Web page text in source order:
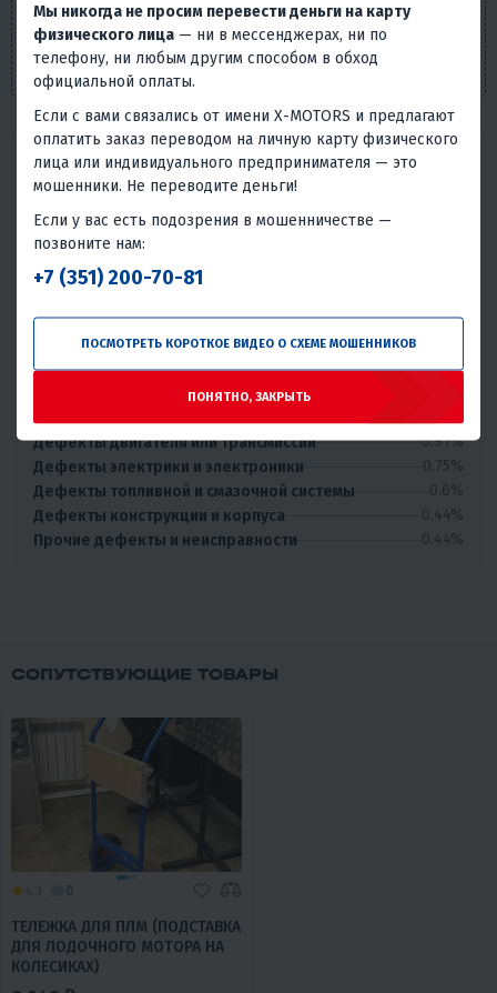
носит информационный характер и ни при каких
условиях не является публичной офертой, определяемой
положениями п. 2 ст. 437 Гражданского кодекса РФ.
Надёжность товара
Статистика основана на количестве общего числа
покупателей и количестве обращений в сервис с этим
товаром.
Без проблем
96.86% 3.14%
Дефекты двигателя или трансмиссии
0.91%
Дефекты электрики и электроники
0.75%
Дефекты топливной и смазочной системы
0.6%
Дефекты конструкции и корпуса
0.44%
Прочие дефекты и неисправности
0.44%
СОПУТСТВУЮЩИЕ ТОВАРЫ
ТЕЛЕЖКА ДЛЯ ПЛМ (ПОДСТАВКА
ДЛЯ ЛОДОЧНОГО МОТОРА НА
КОЛЕСИКАХ)
Мы никогда не просим перевести деньги на карту
физического лица — ни в мессенджерах, ни по
телефону, ни любым другим способом в обход
официальной оплаты.
Если с вами связались от имени X-MOTORS и предлагают
оплатить заказ переводом на личную карту физического
лица или индивидуального предпринимателя — это
мошенники. Не переводите деньги!
Если у вас есть подозрения в мошенничестве —
позвоните нам:
+7 (351) 200-70-81
ПОСМОТРЕТЬ КОРОТКОЕ ВИДЕО О СХЕМЕ МОШЕННИКОВ
ПОНЯТНО, ЗАКРЫТЬ